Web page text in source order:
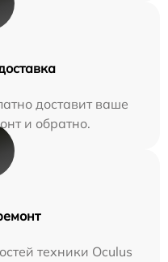
доставит ваше
и обратно.
техники Oculus